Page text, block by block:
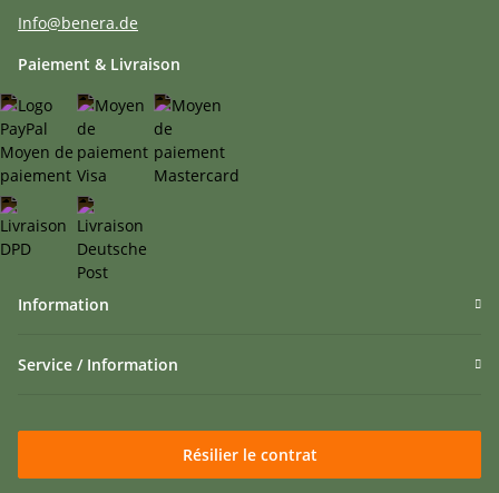
Info@benera.de
Paiement & Livraison
Information
Service / Information
Résilier le contrat